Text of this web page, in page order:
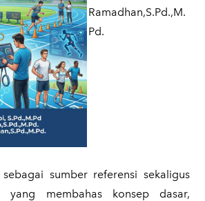
Ramadhan,S.Pd.,M.
Pd.
sumber referensi sekaligus
yang membahas konsep dasar,